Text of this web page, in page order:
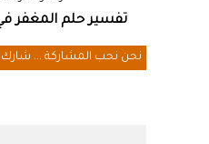
تفسير حلم المغفر
نحن نحب المشاركة ... شارك